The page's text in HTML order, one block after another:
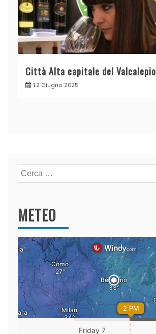
Città Alta capitale del Valcalepio
12 Giugno 2025
Ricerca
per:
METEO